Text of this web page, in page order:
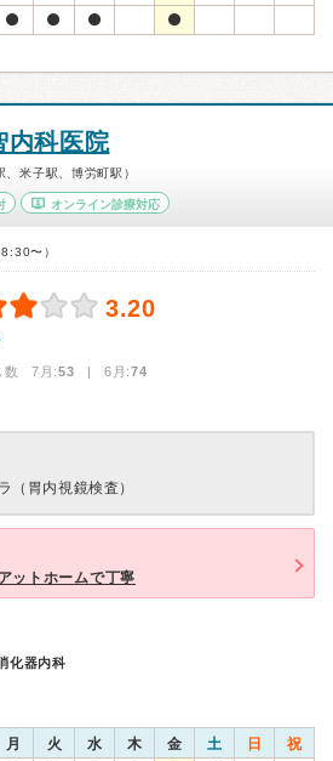
内科医院
米子駅、博労町駅）
オンライン診療対応
〜）
3.20
数 7月:53 | 6月:74
（胃内視鏡検査）
ットホームで丁寧
化器内科
月 火 水 木 金 土 日 祝